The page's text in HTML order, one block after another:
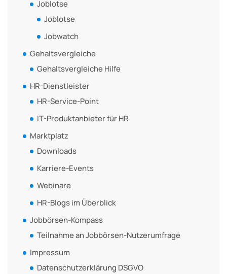
Joblotse
Joblotse
Jobwatch
Gehaltsvergleiche
Gehaltsvergleiche Hilfe
HR-Dienstleister
HR-Service-Point
IT-Produktanbieter für HR
Marktplatz
Downloads
Karriere-Events
Webinare
HR-Blogs im Überblick
Jobbörsen-Kompass
Teilnahme an Jobbörsen-Nutzerumfrage
Impressum
Datenschutzerklärung DSGVO